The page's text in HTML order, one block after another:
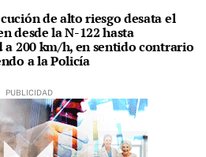
de alto riesgo desata el
desde la N-122 hasta
a 200 km/h, en sentido contrario
a la Policía